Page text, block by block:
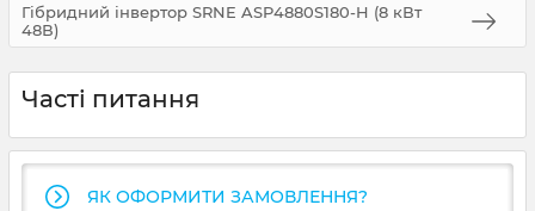
Гібридний інвертор SRNE ASP4880S180-H (8 кВт
48В)
Часті питання
ЯК ОФОРМИТИ ЗАМОВЛЕННЯ?